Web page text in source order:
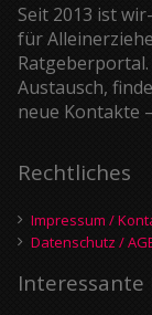
Seit 2013 ist
für
Austausch,
neue Kontakte
Rechtliches
Impressum /
Datenschutz /
Interessante